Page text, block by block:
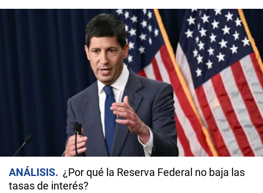
ANÁLISIS
¿Por qué la Reserva Federal no baja las
tasas de interés?